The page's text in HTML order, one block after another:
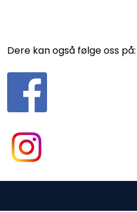
Dere kan også følge oss på: